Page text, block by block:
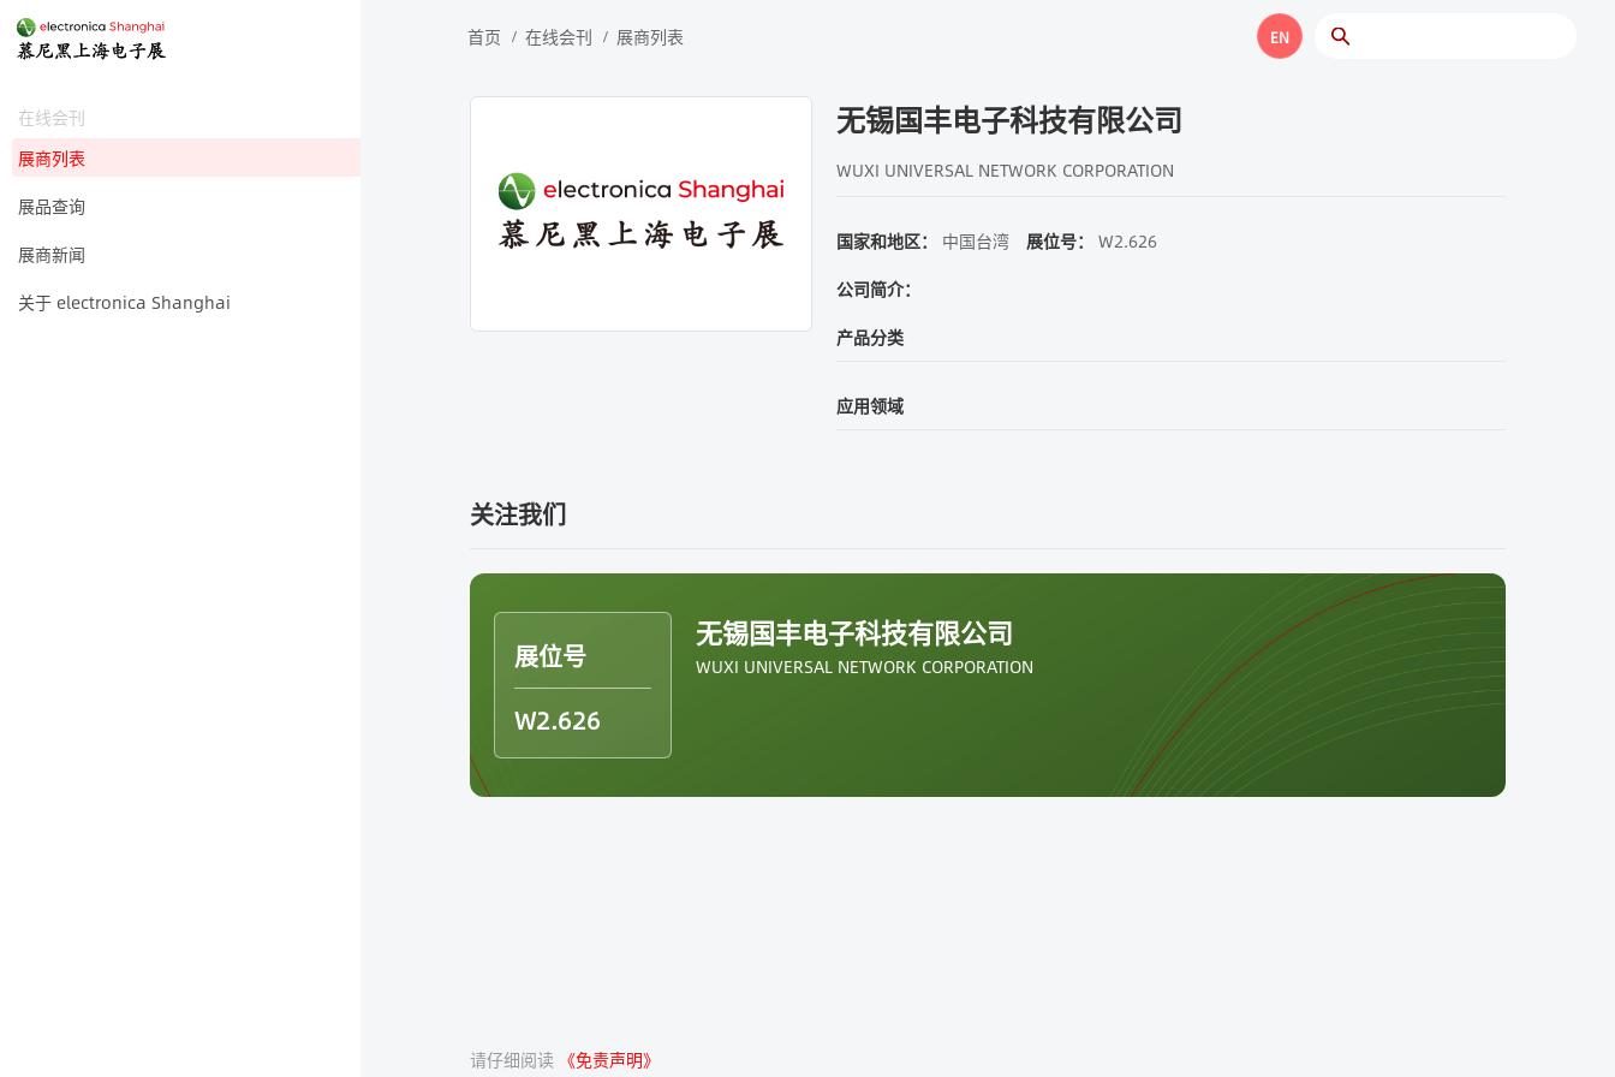
EN
在线会刊
展商列表
展品查询
展商新闻
关于 electronica Shanghai
首页 在线会刊 展商列表
无锡国丰电子科技有限公司
WUXI UNIVERSAL NETWORK CORPORATION
国家和地区： 中国台湾 展位号： W2.626
公司简介：
产品分类
应用领域
关注我们
展位号
W2.626
无锡国丰电子科技有限公司
WUXI UNIVERSAL NETWORK CORPORATION
请仔细阅读 《免责声明》